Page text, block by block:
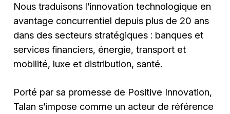
Nous traduisons l’innovation technologique en
avantage concurrentiel depuis plus de 20 ans
dans des secteurs stratégiques : banques et
services financiers, énergie, transport et
mobilité, luxe et distribution, santé.
Porté par sa promesse de Positive Innovation,
Talan s’impose comme un acteur de référence